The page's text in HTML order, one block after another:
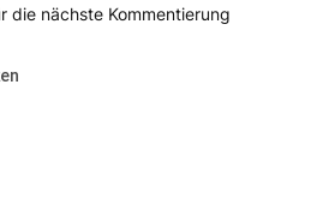
die nächste Kommentierung